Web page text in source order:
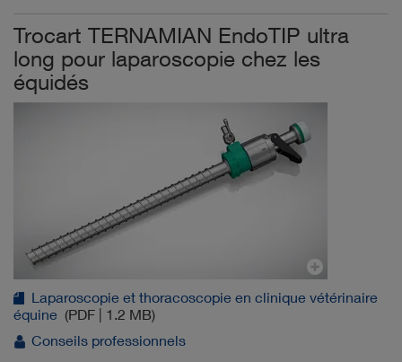
Trocart TERNAMIAN EndoTIP ultra
long pour laparoscopie chez les
équidés
Laparoscopie et thoracoscopie en clinique vétérinaire
équine (PDF | 1.2 MB)
Conseils professionnels